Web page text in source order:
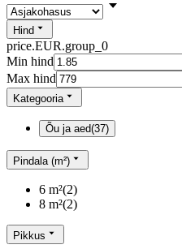
Hind
price.EUR.group_0
Min hind
Max hind
Kategooria
Õu ja aed(37)
Pindala (m²)
6 m²(2)
8 m²(2)
Pikkus